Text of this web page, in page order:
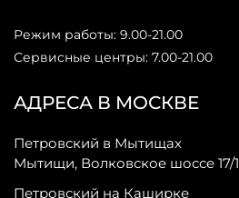
АДРЕСА В МОСКВЕ
Петровский в Мытищах
Мытищи, Волковское шоссе 17/1
Петровский на Каширке
Режим работы: 9.00-21.00
Сервисные центры: 7.00-21.00